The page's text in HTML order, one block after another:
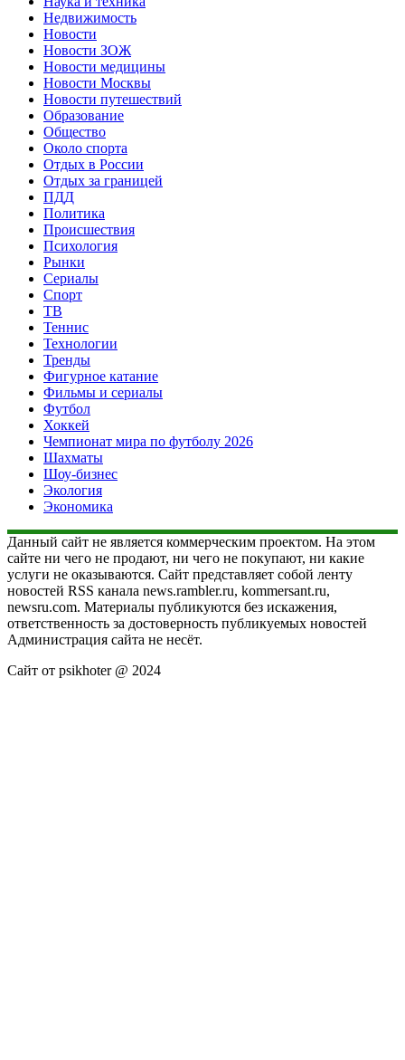
Недвижимость
Новости
Новости ЗОЖ
Новости медицины
Новости Москвы
Новости путешествий
Образование
Общество
Около спорта
Отдых в России
Отдых за границей
ПДД
Политика
Происшествия
Психология
Рынки
Сериалы
Спорт
ТВ
Теннис
Технологии
Тренды
Фигурное катание
Фильмы и сериалы
Футбол
Хоккей
Чемпионат мира по футболу 2026
Шахматы
Шоу-бизнес
Экология
Экономика
Данный сайт не является коммерческим проектом. На этом
сайте ни чего не продают, ни чего не покупают, ни какие
услуги не оказываются. Сайт представляет собой ленту
новостей RSS канала news.rambler.ru, kommersant.ru,
newsru.com. Материалы публикуются без искажения,
ответственность за достоверность публикуемых новостей
Администрация сайта не несёт.
Сайт от psikhoter @ 2024